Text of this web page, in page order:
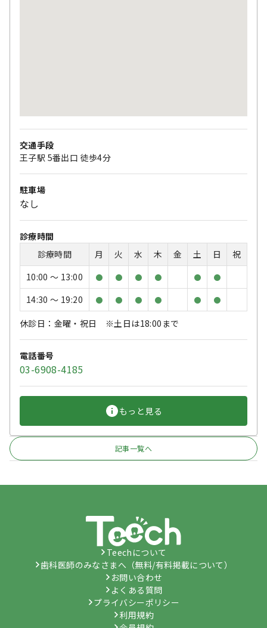
交通手段
王子駅 5番出口 徒歩4分
駐車場
なし
診療時間
診療時間
月 火 水 木 金 土 日
祝
10:00 〜 13:00
● ● ● ● ● ●
14:30 〜 19:20 ● ● ● ● ● ●
休診日：金曜・祝日 ※土日は18:00まで
電話番号
03-6908-4185
もっと見る
記事一覧へ
Teechについて
歯科医師のみなさまへ（無料/有料掲載について）
お問い合わせ
よくある質問
プライバシーポリシー
利用規約